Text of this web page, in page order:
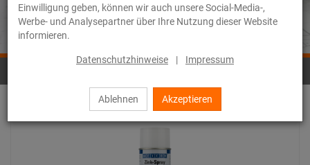
Einwilligung geben, können wir auch unsere Social-Media-,
Werbe- und Analysepartner über Ihre Nutzung dieser Website
informieren.
Datenschutzhinweise | Impressum
Ablehnen Akzeptieren